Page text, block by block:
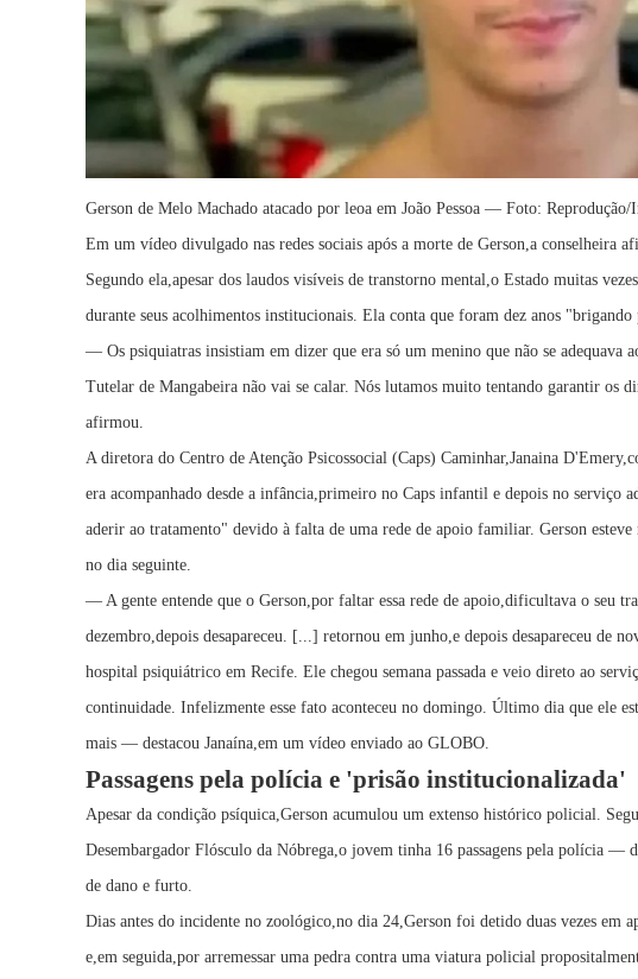
Gerson de Melo Machado atacado por leoa em João Pessoa — Foto: Reprodução/
Em um vídeo divulgado nas redes sociais após a morte de Gerson,a conselheira
Segundo ela,apesar dos laudos visíveis de transtorno mental,o Estado muitas
durante seus acolhimentos institucionais. Ela conta que foram dez anos "brigando
— Os psiquiatras insistiam em dizer que era só um menino que não se adequava
Tutelar de Mangabeira não vai se calar. Nós lutamos muito tentando garantir os
afirmou.
A diretora do Centro de Atenção Psicossocial (Caps) Caminhar,Janaina
era acompanhado desde a infância,primeiro no Caps infantil e depois no
aderir ao tratamento" devido à falta de uma rede de apoio familiar. Gerson
no dia seguinte.
— A gente entende que o Gerson,por faltar essa rede de apoio,dificultava o seu
dezembro,depois desapareceu. [...] retornou em junho,e depois desapareceu de
hospital psiquiátrico em Recife. Ele chegou semana passada e veio direto ao
continuidade. Infelizmente esse fato aconteceu no domingo. Último dia que ele
mais — destacou Janaína,em um vídeo enviado ao GLOBO.
Passagens pela polícia e 'prisão institucionalizada'
Apesar da condição psíquica,Gerson acumulou um extenso histórico policial.
Desembargador Flósculo da Nóbrega,o jovem tinha 16 passagens pela polícia
de dano e furto.
Dias antes do incidente no zoológico,no dia 24,Gerson foi detido duas vezes em
e,em seguida,por arremessar uma pedra contra uma viatura policial